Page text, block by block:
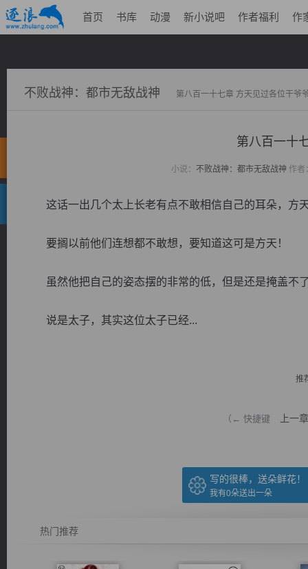
首页 书库 动漫 新小说吧 作者福利 作
不败战神：都市无敌战神 第八百一十七章 方天见过各位干爷
第八百一十
小说： 不败战神：都市无敌战神 作者
这话一出几个太上长老有点不敢相信自己的耳朵，方
要搁以前他们连想都不敢想，要知道这可是方天！
虽然他把自己的姿态摆的非常的低，但是还是掩盖不
说是太子，其实这位太子已经...
推
（← 快捷键 上一章
写的很棒，送朵鲜花！
我有0朵送出一朵
热门推荐